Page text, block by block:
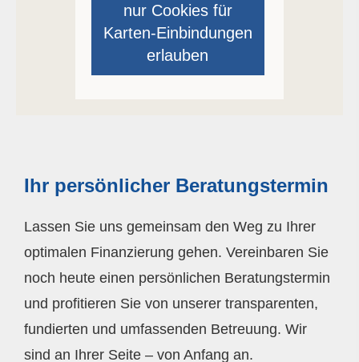
nur Cookies für
Karten-Einbindungen
erlauben
Ihr persönlicher Beratungstermin
Lassen Sie uns gemeinsam den Weg zu Ihrer
optimalen Finanzierung gehen. Vereinbaren Sie
noch heute einen persönlichen Beratungstermin
und profitieren Sie von unserer transparenten,
fundierten und umfassenden Betreuung. Wir
sind an Ihrer Seite – von Anfang an.